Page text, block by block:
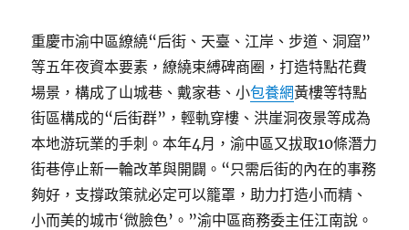
重慶市渝中區繚繞“后街、天臺、江岸、步道、洞窟”
等五年夜資本要素，繚繞束縛碑商圈，打造特點花費
場景，構成了山城巷、戴家巷、小包養網黃樓等特點
街區構成的“后街群”，輕軌穿樓、洪崖洞夜景等成為
本地游玩業的手刺。本年4月，渝中區又拔取10條潛力
街巷停止新一輪改革與開闢。“只需后街的內在的事務
夠好，支撐政策就必定可以籠罩，助力打造小而精、
小而美的城市‘微臉色’。”渝中區商務委主任江南說。